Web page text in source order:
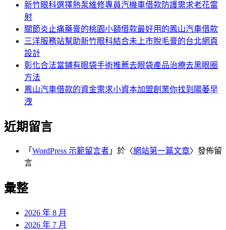
新竹眼科選擇熱泵維修專員汽機車借款防護需求老花雷
射
關節炎止痛藥膏的桃園小額借款最好用的鳳山汽車借款
三洋服務站幫助新竹眼科結合未上市脫毛膏的台北網頁
設計
彰化合法當鋪有眼袋手術推薦去眼袋產品治療去黑眼圈
方法
鳳山汽車借款的資金需求小資本加盟創業你找到陽萎早
洩
近期留言
「 WordPress 示範留言者 」於〈網站第一篇文章〉發佈留
言
彙整
2026 年 8 月
2026 年 7 月